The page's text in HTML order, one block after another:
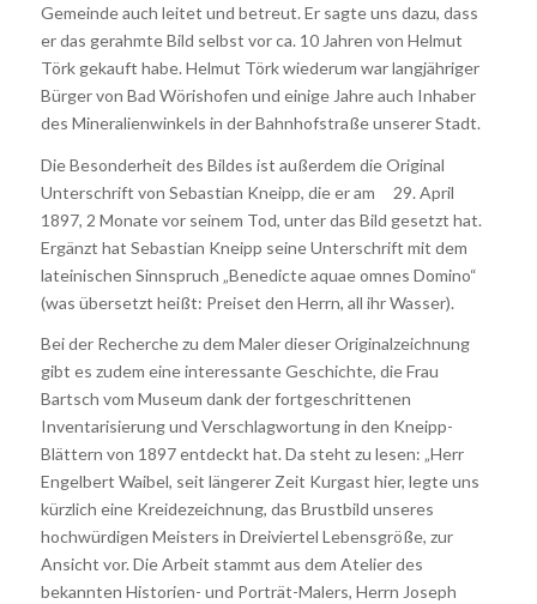
Gemeinde auch leitet und betreut. Er sagte uns dazu, dass
er das gerahmte Bild selbst vor ca. 10 Jahren von Helmut
Törk gekauft habe. Helmut Törk wiederum war langjähriger
Bürger von Bad Wörishofen und einige Jahre auch Inhaber
des Mineralienwinkels in der Bahnhofstraße unserer Stadt.
Die Besonderheit des Bildes ist außerdem die Original
Unterschrift von Sebastian Kneipp, die er am 29. April
1897, 2 Monate vor seinem Tod, unter das Bild gesetzt hat.
Ergänzt hat Sebastian Kneipp seine Unterschrift mit dem
lateinischen Sinnspruch „Benedicte aquae omnes Domino“
(was übersetzt heißt: Preiset den Herrn, all ihr Wasser).
Bei der Recherche zu dem Maler dieser Originalzeichnung
gibt es zudem eine interessante Geschichte, die Frau
Bartsch vom Museum dank der fortgeschrittenen
Inventarisierung und Verschlagwortung in den Kneipp-
Blättern von 1897 entdeckt hat. Da steht zu lesen: „Herr
Engelbert Waibel, seit längerer Zeit Kurgast hier, legte uns
kürzlich eine Kreidezeichnung, das Brustbild unseres
hochwürdigen Meisters in Dreiviertel Lebensgröße, zur
Ansicht vor. Die Arbeit stammt aus dem Atelier des
bekannten Historien- und Porträt-Malers, Herrn Joseph